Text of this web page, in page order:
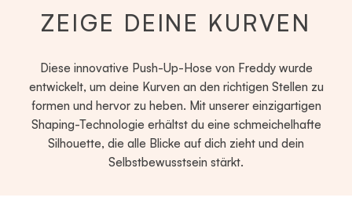
ZEIGE DEINE KURVEN
Diese innovative Push-Up-Hose von Freddy wurde
entwickelt, um deine Kurven an den richtigen Stellen zu
formen und hervor zu heben. Mit unserer einzigartigen
Shaping-Technologie erhältst du eine schmeichelhafte
Silhouette, die alle Blicke auf dich zieht und dein
Selbstbewusstsein stärkt.